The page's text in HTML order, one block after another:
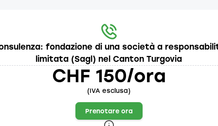
fondazione di una società a
limitata (Sagl) nel Canton Turgovia
CHF 150/ora
(IVA esclusa)
Prenotare ora